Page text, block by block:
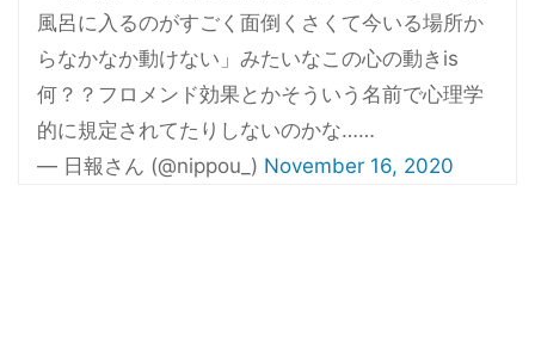
風呂に入るのがすごく面倒くさくて今いる場所か
らなかなか動けない」みたいなこの心の動きis
何？？フロメンド効果とかそういう名前で心理学
的に規定されてたりしないのかな……
— 日報さん (@nippou_) November 16, 2020